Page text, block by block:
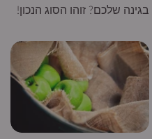
בגינה שלכם? זוהו הסוג הנכון!